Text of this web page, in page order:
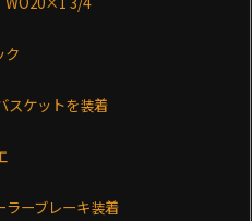
ク
スケットを装着
ラーブレーキ装着